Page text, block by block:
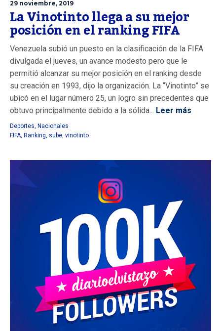
29 noviembre, 2019
La Vinotinto llega a su mejor
posición en el ranking FIFA
Venezuela subió un puesto en la clasificación de la FIFA
divulgada el jueves, un avance modesto pero que le
permitió alcanzar su mejor posición en el ranking desde
su creación en 1993, dijo la organización. La “Vinotinto” se
ubicó en el lugar número 25, un logro sin precedentes que
obtuvo principalmente debido a la sólida... Leer más
Deportes, Nacionales
FIFA, Ranking, sube, vinotinto